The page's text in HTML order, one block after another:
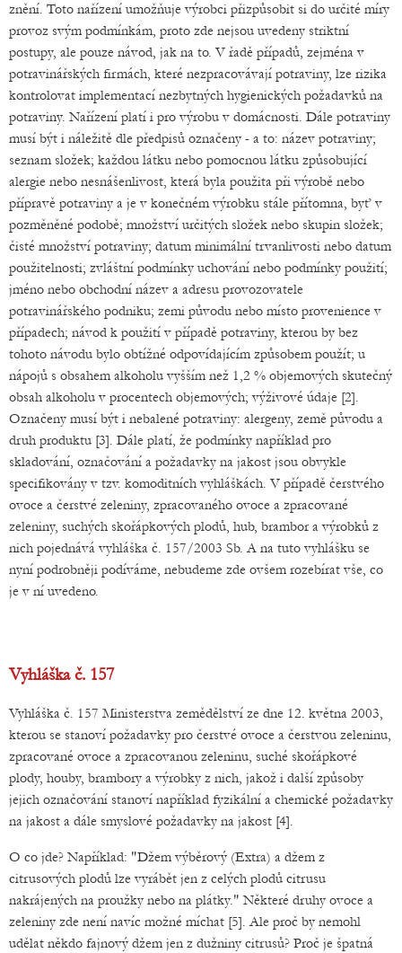
znění. Toto nařízení umožňuje výrobci přizpůsobit si do určité míry
provoz svým podmínkám, proto zde nejsou uvedeny striktní
postupy, ale pouze návod, jak na to. V řadě případů, zejména v
potravinářských firmách, které nezpracovávají potraviny, lze rizika
kontrolovat implementací nezbytných hygienických požadavků na
potraviny. Nařízení platí i pro výrobu v domácnosti. Dále potraviny
musí být i náležitě dle předpisů označeny - a to: název potraviny;
seznam složek; každou látku nebo pomocnou látku způsobující
alergie nebo nesnášenlivost, která byla použita při výrobě nebo
přípravě potraviny a je v konečném výrobku stále přítomna, byť v
pozměněné podobě; množství určitých složek nebo skupin složek;
čisté množství potraviny; datum minimální trvanlivosti nebo datum
použitelnosti; zvláštní podmínky uchování nebo podmínky použití;
jméno nebo obchodní název a adresu provozovatele
potravinářského podniku; zemi původu nebo místo provenience v
případech; návod k použití v případě potraviny, kterou by bez
tohoto návodu bylo obtížné odpovídajícím způsobem použít; u
nápojů s obsahem alkoholu vyšším než 1,2 % objemových skutečný
obsah alkoholu v procentech objemových; výživové údaje [2].
Označeny musí být i nebalené potraviny: alergeny, země původu a
druh produktu [3]. Dále platí, že podmínky například pro
skladování, označování a požadavky na jakost jsou obvykle
specifikovány v tzv. komoditních vyhláškách. V případě čerstvého
ovoce a čerstvé zeleniny, zpracovaného ovoce a zpracované
zeleniny, suchých skořápkových plodů, hub, brambor a výrobků z
nich pojednává vyhláška č. 157/2003 Sb. A na tuto vyhlášku se
nyní podrobněji podíváme, nebudeme zde ovšem rozebírat vše, co
je v ní uvedeno.
Vyhláška č. 157
Vyhláška č. 157 Ministerstva zemědělství ze dne 12. května 2003,
kterou se stanoví požadavky pro čerstvé ovoce a čerstvou zeleninu,
zpracované ovoce a zpracovanou zeleninu, suché skořápkové
plody, houby, brambory a výrobky z nich, jakož i další způsoby
jejich označování stanoví například fyzikální a chemické požadavky
na jakost a dále smyslové požadavky na jakost [4].
O co jde? Například: "Džem výběrový (Extra) a džem z
citrusových plodů lze vyrábět jen z celých plodů citrusu
nakrájených na proužky nebo na plátky." Některé druhy ovoce a
zeleniny zde není navíc možné míchat [5]. Ale proč by nemohl
udělat někdo fajnový džem jen z dužniny citrusů? Proč je špatná